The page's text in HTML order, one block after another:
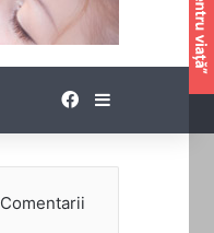
Facebook
Comentarii